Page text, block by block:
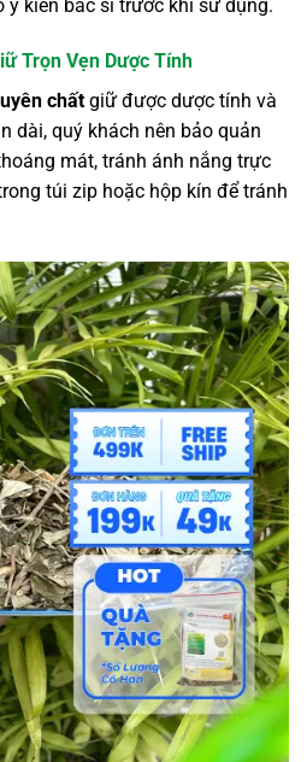
ý kiến bác sĩ trước khi sử dụng.
Trọn Vẹn Dược Tính
chất giữ được dược tính và
dài, quý khách nên bảo quản
mát, tránh ánh nắng trực
túi zip hoặc hộp kín để tránh